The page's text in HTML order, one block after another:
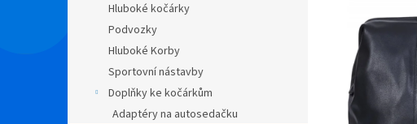
Hluboké kočárky
Podvozky
Hluboké Korby
Sportovní nástavby
Doplňky ke kočárkům
Adaptéry na autosedačku
hvězdiček.